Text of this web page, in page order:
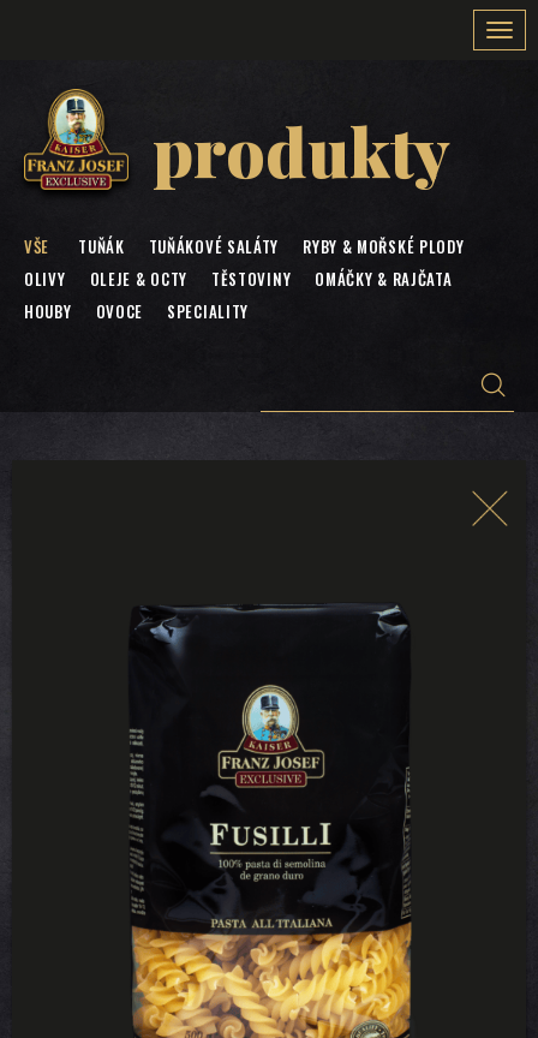
produkty
VŠE TUŇÁK TUŇÁKOVÉ SALÁTY
RYBY & MOŘSKÉ PLODY
OLIVY
OLEJE & OCTY TĚSTOVINY
OMÁČKY & RAJČATA
HOUBY
OVOCE SPECIALITY